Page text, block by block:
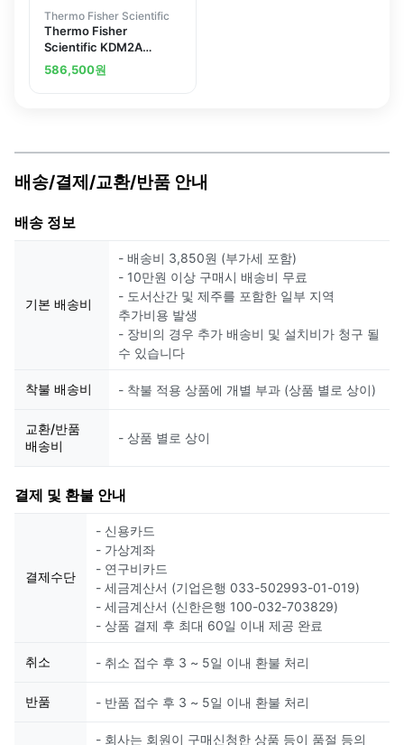
Thermo Fisher Scientific
Thermo Fisher
Scientific KDM2A
Recombinant Mouse
Monoclonal Antibody
586,500원
배송/결제/교환/반품 안내
배송 정보
기본 배송비
- 배송비 3,850원 (부가세 포함)
- 10만원 이상 구매시 배송비 무료
- 도서산간 및 제주를 포함한 일부 지역
추가비용 발생
- 장비의 경우 추가 배송비 및 설치비가 청구 될
수 있습니다
착불 배송비 - 착불 적용 상품에 개별 부과 (상품 별로 상이)
교환/반품
배송비
- 상품 별로 상이
결제 및 환불 안내
결제수단
- 신용카드
- 가상계좌
- 연구비카드
- 세금계산서 (기업은행 033-502993-01-019)
- 세금계산서 (신한은행 100-032-703829)
- 상품 결제 후 최대 60일 이내 제공 완료
취소 - 취소 접수 후 3 ~ 5일 이내 환불 처리
반품 - 반품 접수 후 3 ~ 5일 이내 환불 처리
- 회사는 회원이 구매신청한 상품 등이 품절 등의